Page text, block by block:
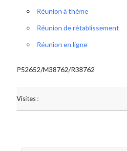
Réunion à thème
Réunion de rétablissement
Réunion en ligne
P52652/M38762/R38762
Visites :